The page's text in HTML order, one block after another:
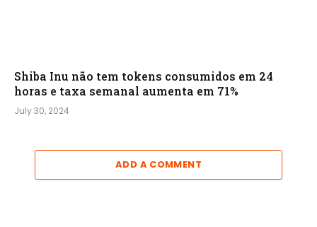
Shiba Inu não tem tokens consumidos em 24
horas e taxa semanal aumenta em 71%
July 30, 2024
ADD A COMMENT